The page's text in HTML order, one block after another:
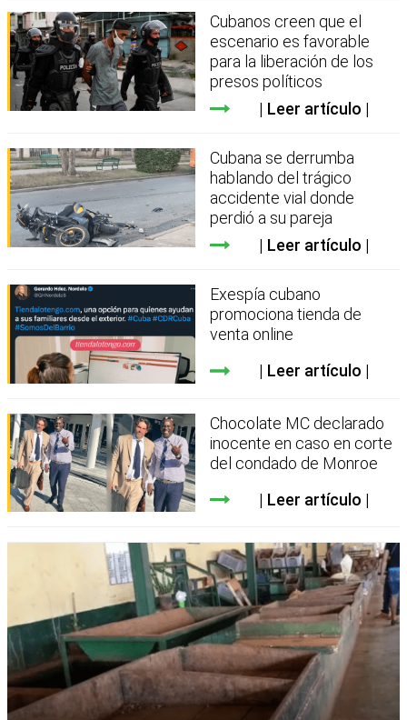
Cubanos creen que el
escenario es favorable
para la liberación de los
presos políticos
Leer artículo
Cubana se derrumba
hablando del trágico
accidente vial donde
perdió a su pareja
Leer artículo
Exespía cubano
promociona tienda de
venta online
Leer artículo
Chocolate MC declarado
inocente en caso en corte
del condado de Monroe
Leer artículo